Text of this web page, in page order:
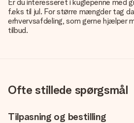
Er du interesseret i kuglepenne med
f.eks til jul. For større mængder tag
erhvervsafdeling, som gerne hjælper
tilbud.
Ofte stillede spørgsmål
Tilpasning og bestilling